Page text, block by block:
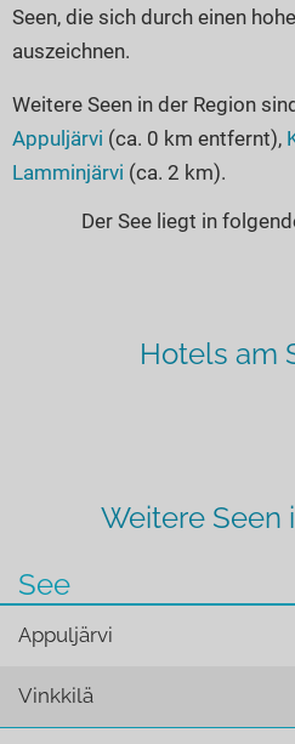
Seen, die sich durch einen
auszeichnen.
Weitere Seen in der Region
Appuljärvi (ca. 0 km entfernt),
Lamminjärvi (ca. 2 km).
Der See liegt in
Hotels am
Weitere Seen
See
Appuljärvi
Vinkkilä